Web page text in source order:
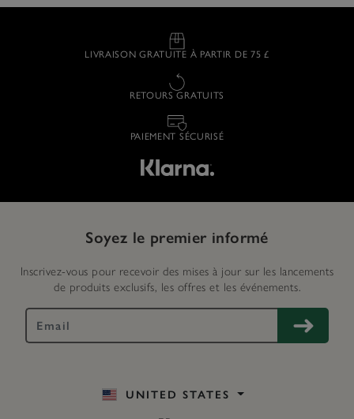
LIVRAISON GRATUITE À PARTIR DE 75 £
RETOURS GRATUITS
PAIEMENT SÉCURISÉ
Soyez le premier informé
Inscrivez-vous pour recevoir des mises à jour sur les lancements
de produits exclusifs, les offres et les événements.
UNITED STATES